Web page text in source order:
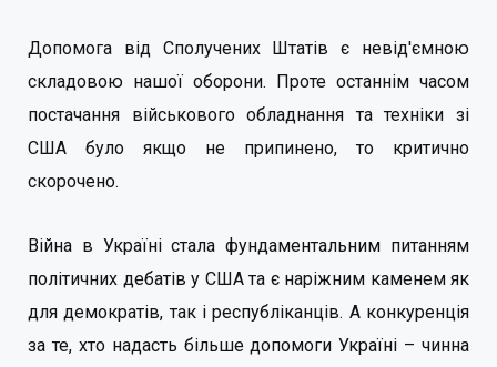
Допомога від Сполучених Штатів є невід'ємною
складовою нашої оборони. Проте останнім часом
постачання військового обладнання та техніки зі
США було якщо не припинено, то критично
скорочено.
Війна в Україні стала фундаментальним питанням
політичних дебатів у США та є наріжним каменем як
для демократів, так і республіканців. А конкуренція
за те, хто надасть більше допомоги Україні – чинна